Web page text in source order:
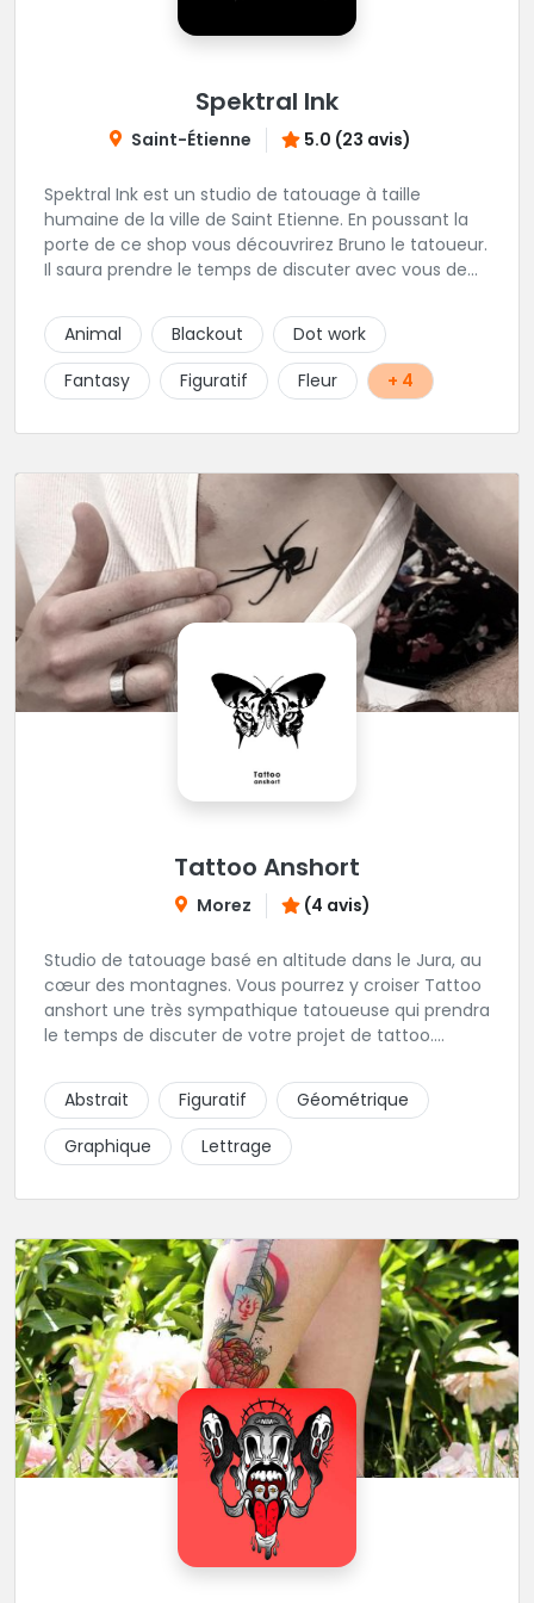
Spektral Ink
Saint-Étienne 5.0 (23 avis)
Spektral Ink est un studio de tatouage à taille
humaine de la ville de Saint Etienne. En poussant la
porte de ce shop vous découvrirez Bruno le tatoueur.
Il saura prendre le temps de discuter avec vous de
un message ou à l'appeler.
Animal Blackout
Dot work
Fantasy
Figuratif Fleur + 4
Tattoo Anshort
Morez (4 avis)
Studio de tatouage basé en altitude dans le Jura, au
cœur des montagnes. Vous pourrez y croiser Tattoo
anshort une très sympathique tatoueuse qui prendra
le temps de discuter de votre projet de tattoo.
piquer la peau à la montagne ! Elle maîtrise les
lettrages et les aplats de noir. N’hésitez pas à la
contacter pour lui soumettre votre projet.
Abstrait Figuratif
Géométrique
Graphique
Lettrage